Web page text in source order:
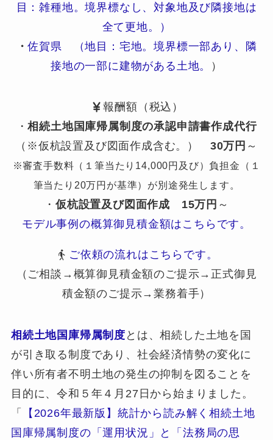
目：雑種地。境界標なし、対象地及び隣接地は
全て更地。）
・佐賀県 （地目：宅地。境界標一部あり、隣
接地の一部に建物がある土地。
）
報酬額（税込）
・相続土地国庫帰属制度の承認申請書作成代行
（※仮杭設置及び図面作成含む。） 30万円 ～
※審査手数料（１筆当たり14,000円及び）負担金（１
筆当たり20万円が基準）が別途発生します。
・ 仮杭設置及び図面作成 15万円 ～
モデル事例の概算御見積金額はこちらです。
ご依頼の流れはこちらです。
（ご相談→概算御見積金額のご提示→正式御見
積金額のご提示→業務着手）
相続土地国庫帰属制度 とは、相続した土地を国
が引き取る制度であり、社会経済情勢の変化に
伴い所有者不明土地の発生の抑制を図ることを
目的に、令和５年４月27日から始まりました。
「
【2026年最新版】統計から読み解く相続土地
国庫帰属制度の「運用状況」と「法務局の思